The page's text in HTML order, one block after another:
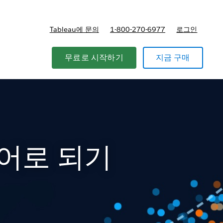
Tableau에 문의 1-800-270-6977 로그인
무료로 시작하기 지금 구매
로 되기